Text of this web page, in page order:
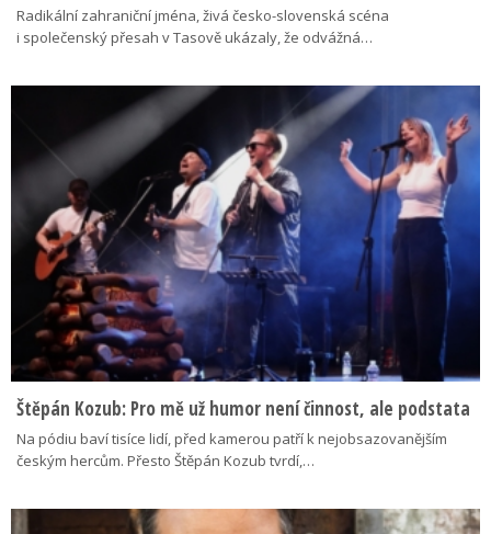
Radikální zahraniční jména, živá česko-slovenská scéna
i společenský přesah v Tasově ukázaly, že odvážná…
Štěpán Kozub: Pro mě už humor není činnost, ale podstata
Na pódiu baví tisíce lidí, před kamerou patří k nejobsazovanějším
českým hercům. Přesto Štěpán Kozub tvrdí,…